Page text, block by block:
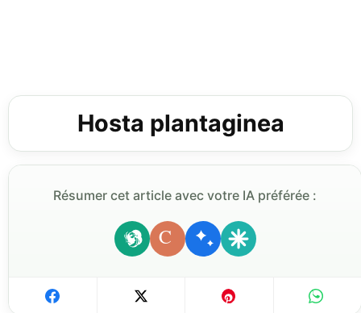
Hosta plantaginea
Résumer cet article avec votre IA préférée :
C